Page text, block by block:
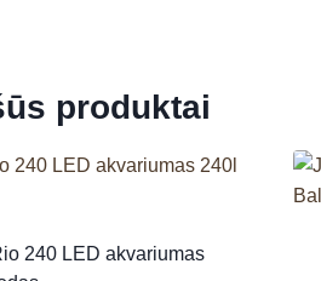
produktai
240 LED akvariumas